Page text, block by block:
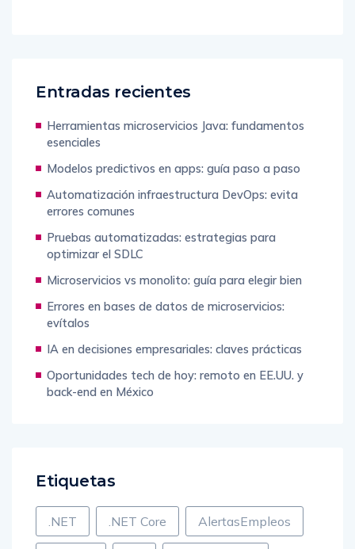
Entradas recientes
Herramientas microservicios Java: fundamentos
esenciales
Modelos predictivos en apps: guía paso a paso
Automatización infraestructura DevOps: evita
errores comunes
Pruebas automatizadas: estrategias para
optimizar el SDLC
Microservicios vs monolito: guía para elegir bien
Errores en bases de datos de microservicios:
evítalos
IA en decisiones empresariales: claves prácticas
Oportunidades tech de hoy: remoto en EE.UU. y
back-end en México
Etiquetas
.NET .NET Core AlertasEmpleos